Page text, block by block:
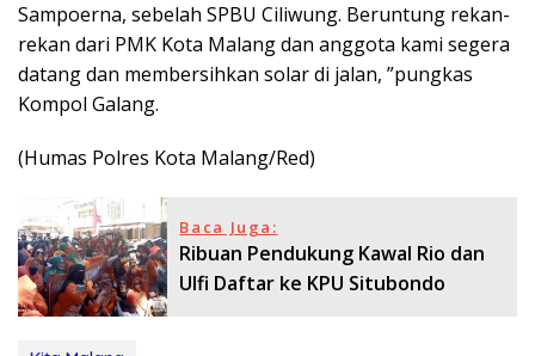
Sampoerna, sebelah SPBU Ciliwung. Beruntung rekan-
rekan dari PMK Kota Malang dan anggota kami segera
datang dan membersihkan solar di jalan, ”pungkas
Kompol Galang.
(Humas Polres Kota Malang/Red)
Baca Juga:
Ribuan Pendukung Kawal Rio dan
Ulfi Daftar ke KPU Situbondo